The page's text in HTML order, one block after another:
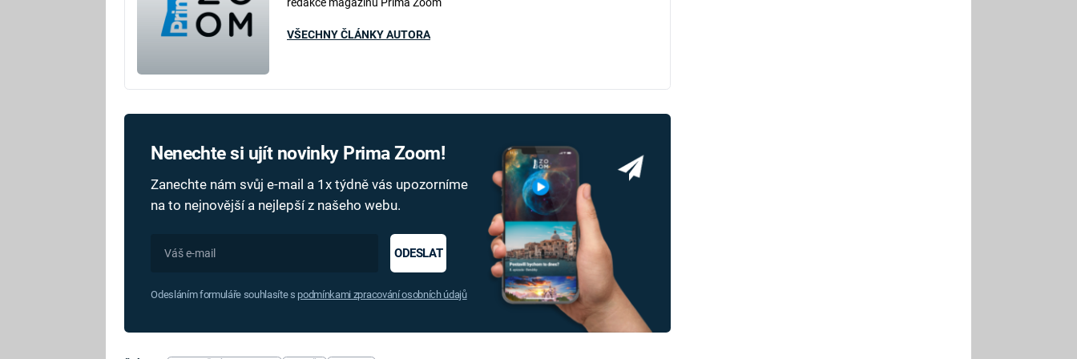
VŠECHNY ČLÁNKY AUTORA
Nenechte si ujít novinky Prima Zoom!
Zanechte nám svůj e-mail a 1x týdně vás upozorníme
na to nejnovější a nejlepší z našeho webu.
ODESLAT
Odesláním formuláře souhlasíte s podmínkami zpracování osobních údajů